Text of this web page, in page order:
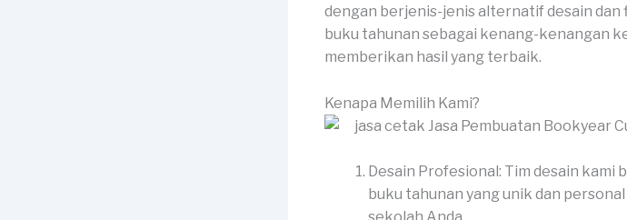
dengan berjenis-jenis alternatif desain dan
buku tahunan sebagai kenang-kenangan
memberikan hasil yang terbaik.
Kenapa Memilih Kami?
Desain Profesional: Tim desain kami
buku tahunan yang unik dan